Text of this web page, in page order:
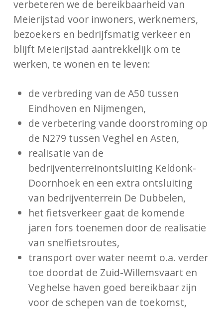
verbeteren we de bereikbaarheid van
Meierijstad voor inwoners, werknemers,
bezoekers en bedrijfsmatig verkeer en
blijft Meierijstad aantrekkelijk om te
werken, te wonen en te leven:
de verbreding van de A50 tussen
Eindhoven en Nijmengen,
de verbetering vande doorstroming op
de N279 tussen Veghel en Asten,
realisatie van de
bedrijventerreinontsluiting Keldonk-
Doornhoek en een extra ontsluiting
van bedrijventerrein De Dubbelen,
het fietsverkeer gaat de komende
jaren fors toenemen door de realisatie
van snelfietsroutes,
transport over water neemt o.a. verder
toe doordat de Zuid-Willemsvaart en
Veghelse haven goed bereikbaar zijn
voor de schepen van de toekomst,